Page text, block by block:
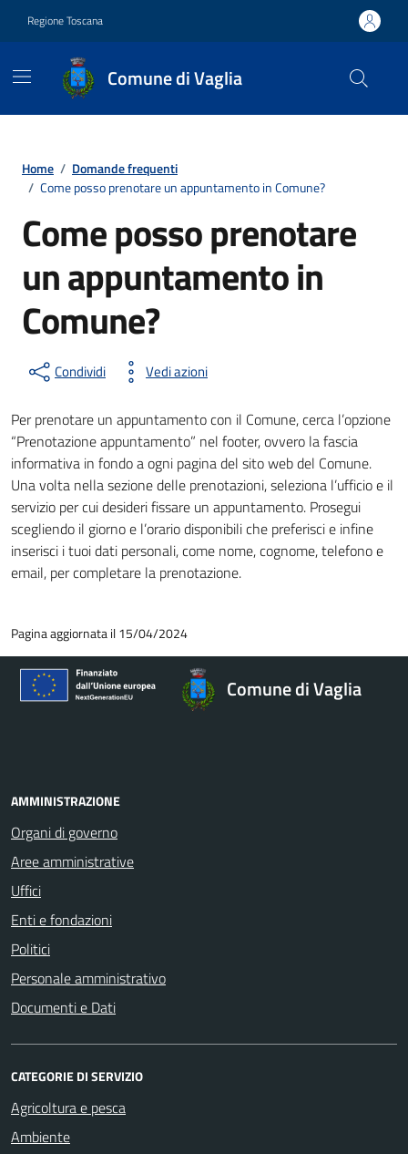
Regione Toscana
Comune di Vaglia
Home / Domande frequenti
/ Come posso prenotare un appuntamento in Comune?
Come posso prenotare
un appuntamento in
Comune?
Condividi Vedi azioni
Per prenotare un appuntamento con il Comune, cerca l’opzione
“Prenotazione appuntamento” nel footer, ovvero la fascia
informativa in fondo a ogni pagina del sito web del Comune.
Una volta nella sezione delle prenotazioni, seleziona l’ufficio e il
servizio per cui desideri fissare un appuntamento. Prosegui
scegliendo il giorno e l’orario disponibili che preferisci e infine
inserisci i tuoi dati personali, come nome, cognome, telefono e
email, per completare la prenotazione.
Pagina aggiornata il 15/04/2024
Comune di Vaglia
AMMINISTRAZIONE
Organi di governo
Aree amministrative
Uffici
Enti e fondazioni
Politici
Personale amministrativo
Documenti e Dati
CATEGORIE DI SERVIZIO
Agricoltura e pesca
Ambiente